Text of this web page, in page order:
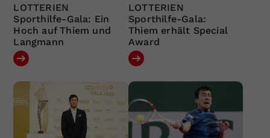
LOTTERIEN
Sporthilfe-Gala: Ein
Hoch auf Thiem und
Langmann
LOTTERIEN
Sporthilfe-Gala:
Thiem erhält Special
Award